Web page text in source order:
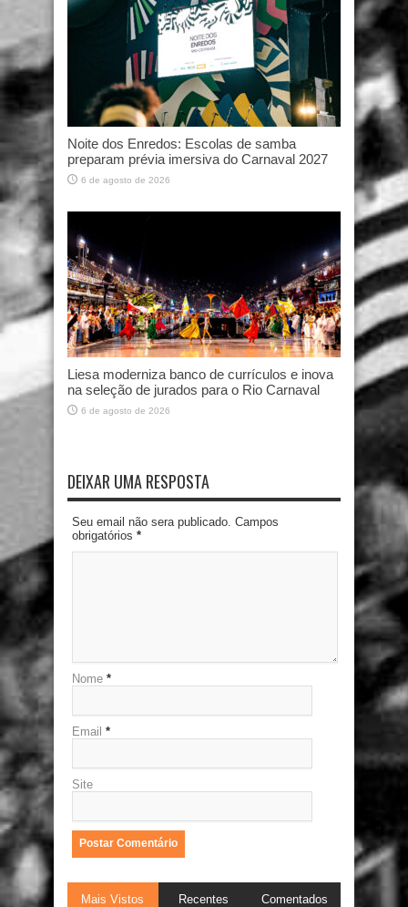
Noite dos Enredos: Escolas de samba
preparam prévia imersiva do Carnaval 2027
6 de agosto de 2026
Liesa moderniza banco de currículos e inova
na seleção de jurados para o Rio Carnaval
6 de agosto de 2026
DEIXAR UMA RESPOSTA
Seu email não sera publicado. Campos
obrigatórios *
Nome *
Email *
Site
Mais Vistos Recentes Comentados